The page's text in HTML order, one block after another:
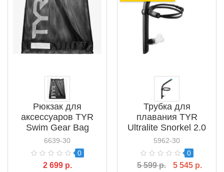
Рюкзак для
аксессуаров TYR
Swim Gear Bag
(LBD2)
6639-30
0
2 699 р.
Трубка для
плавания TYR
Ultralite Snorkel 2.0
(LSNRKL2)
5962-30
0
5 599 р. 5 545 р.